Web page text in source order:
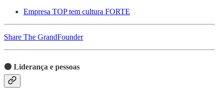
Empresa TOP tem cultura FORTE
Share The GrandFounder
🟠 Liderança e pessoas